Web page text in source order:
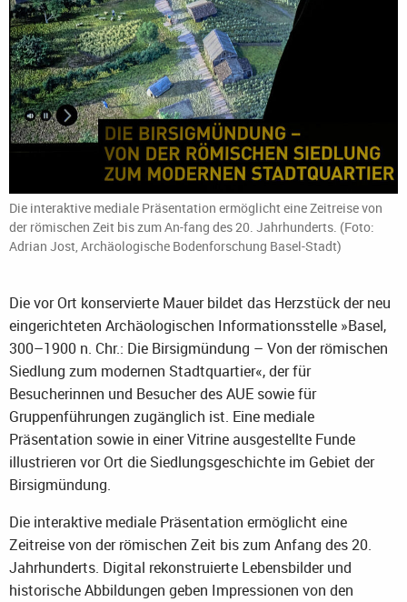
Die interaktive mediale Präsentation ermöglicht eine Zeitreise von
der römischen Zeit bis zum An-fang des 20. Jahrhunderts. (Foto:
Adrian Jost, Archäologische Bodenforschung Basel-Stadt)
Die vor Ort konservierte Mauer bildet das Herzstück der neu
eingerichteten Archäologischen Informationsstelle »Basel,
300–1900 n. Chr.: Die Birsigmündung – Von der römischen
Siedlung zum modernen Stadtquartier«, der für
Besucherinnen und Besucher des AUE sowie für
Gruppenführungen zugänglich ist. Eine mediale
Präsentation sowie in einer Vitrine ausgestellte Funde
illustrieren vor Ort die Siedlungsgeschichte im Gebiet der
Birsigmündung.
Die interaktive mediale Präsentation ermöglicht eine
Zeitreise von der römischen Zeit bis zum Anfang des 20.
Jahrhunderts. Digital rekonstruierte Lebensbilder und
historische Abbildungen geben Impressionen von den